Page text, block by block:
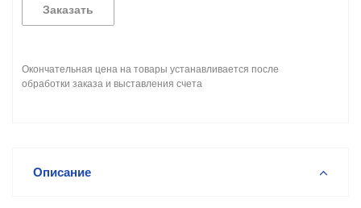
Заказать
Окончательная цена на товары устанавливается после
обработки заказа и выставления счета
Описание